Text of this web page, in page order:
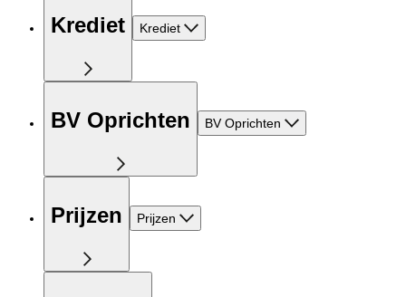
Krediet Krediet
BV Oprichten BV Oprichten
Prijzen Prijzen